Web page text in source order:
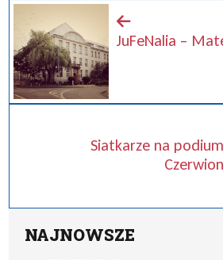
JuFeNalia –
Siatkarze na
NAJNOWSZE